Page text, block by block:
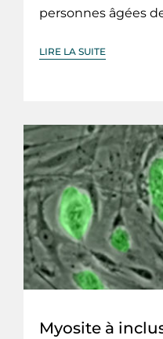
personnes âgées
LIRE LA SUITE
Myosite à